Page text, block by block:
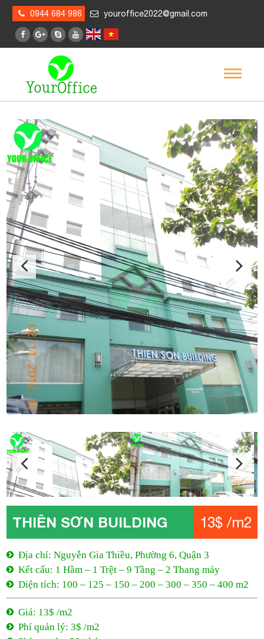
0944 684 986 youroffice2022@gmail.com
Địa chỉ: Nguyễn Gia Thiều, Phường 6, Quận 3
Kết cấu: 1 Hầm – 1 Trệt – 9 Tầng – 2 Thang máy
Diện tích: 100 – 125 – 150 – 200 – 300 – 350 – 400 m2
Giá: 13$ /m2
Phí quản lý: 3$ /m2
Phí xe máy: 5$ /tháng
Phí ô tô: 50$ /tháng
Phí ngoài giờ: Thương lượng
Tiền điện: Có đồng hồ riêng. Tính theo giá Nhà nước
Điều hoà: Âm trần
Đặt cọc: 3 tháng
Thanh toán: Theo tháng hoặc Theo quý